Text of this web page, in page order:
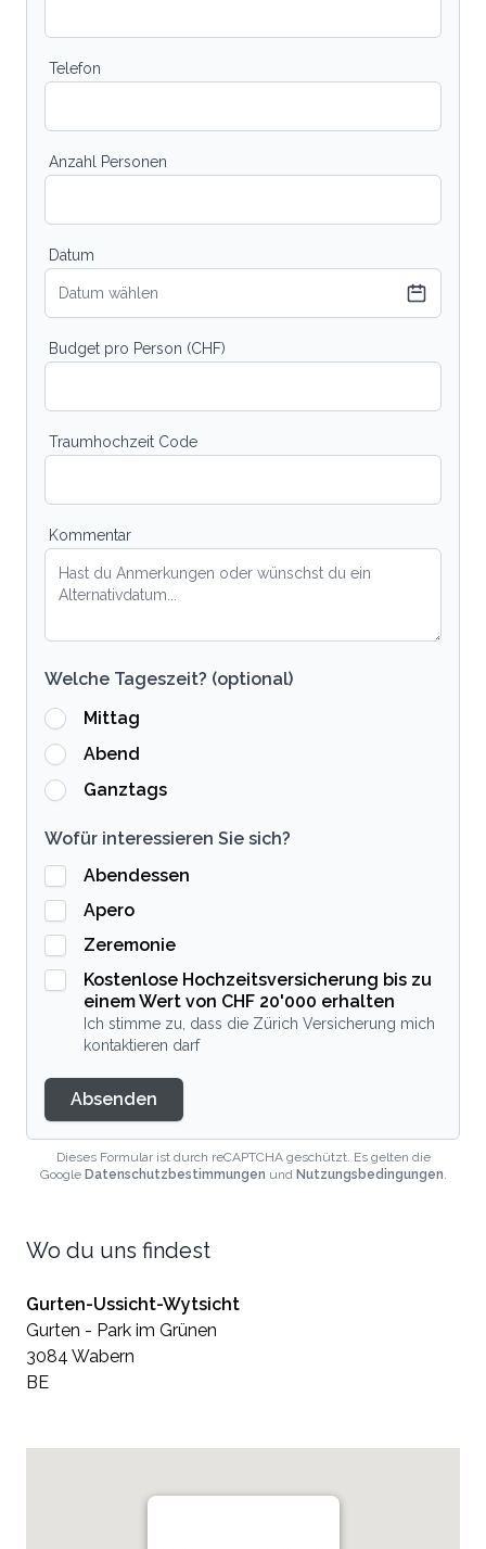
Telefon
Anzahl Personen
Datum
Datum wählen
Budget pro Person (CHF)
Traumhochzeit Code
Kommentar
Welche Tageszeit? (optional)
Mittag
Abend
Ganztags
Wofür interessieren Sie sich?
Abendessen
Apero
Zeremonie
Kostenlose Hochzeitsversicherung bis zu
einem Wert von CHF 20'000 erhalten
Ich stimme zu, dass die Zürich Versicherung mich
kontaktieren darf
Absenden
Dieses Formular ist durch reCAPTCHA geschützt. Es gelten die
Google Datenschutzbestimmungen und Nutzungsbedingungen.
Wo du uns findest
Gurten-Ussicht-Wytsicht
Gurten - Park im Grünen
3084 Wabern
BE